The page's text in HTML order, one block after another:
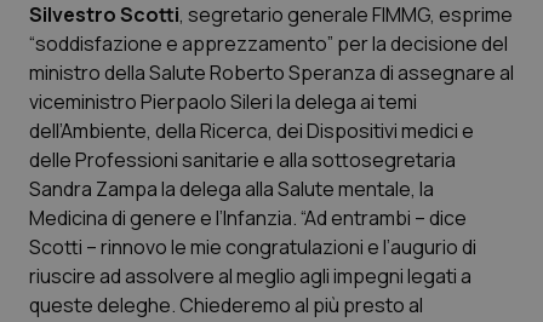
Scienza e Farmaci
Studi e Analisi
Lettere al direttore
Edizioni Regionali
QS Pro
Silvestro Scotti, segretario generale FIMMG, esprime
“soddisfazione e apprezzamento” per la decisione del
ministro della Salute Roberto Speranza di assegnare al
viceministro Pierpaolo Sileri la delega ai temi
dell’Ambiente, della Ricerca, dei Dispositivi medici e
delle Professioni sanitarie e alla sottosegretaria
Sandra Zampa la delega alla Salute mentale, la
Medicina di genere e l’Infanzia. “Ad entrambi – dice
Scotti – rinnovo le mie congratulazioni e l’augurio di
riuscire ad assolvere al meglio agli impegni legati a
queste deleghe. Chiederemo al più presto al